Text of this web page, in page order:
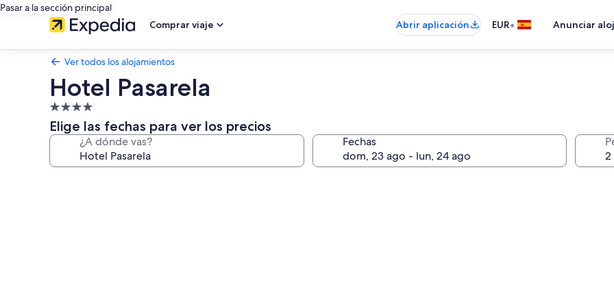
Pasar a la sección principal
Comprar viaje
Abrir aplicación EUR• Anunciar
Ver todos los alojamientos
Hotel Pasarela
Alojamiento
de
4.0 estrellas
Elige las fechas para ver los precios
¿A dónde vas? Fechas